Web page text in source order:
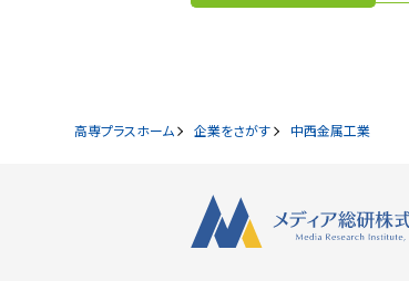
高専プラスホーム 企業をさがす 中西金属工業